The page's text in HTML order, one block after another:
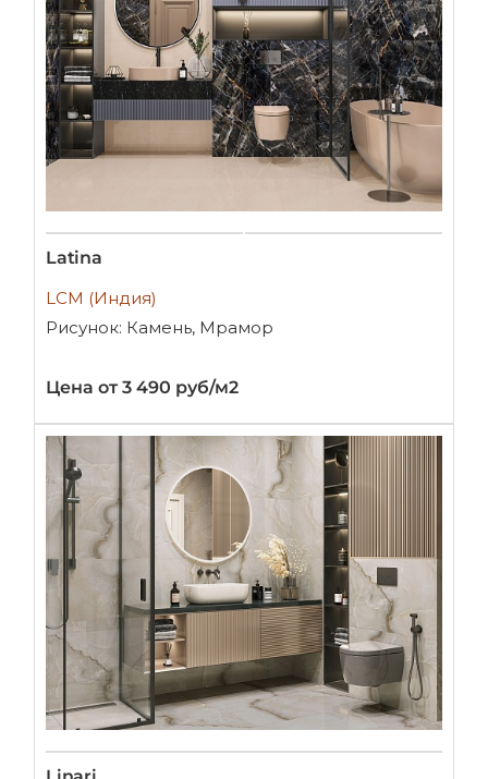
Latina
LCM (Индия)
Рисунок: Камень, Мрамор
Цена от 3 490 руб/м2